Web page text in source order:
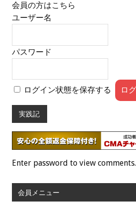
会員の方はこちら
ユーザー名
パスワード
ログイン状態を保存する
実践記
Enter password to view comments.
会員メニュー